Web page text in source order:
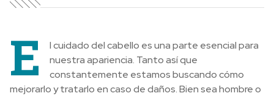
E
l cuidado del cabello es una parte esencial para
nuestra apariencia. Tanto así que
constantemente estamos buscando cómo
mejorarlo y tratarlo en caso de daños. Bien sea hombre o